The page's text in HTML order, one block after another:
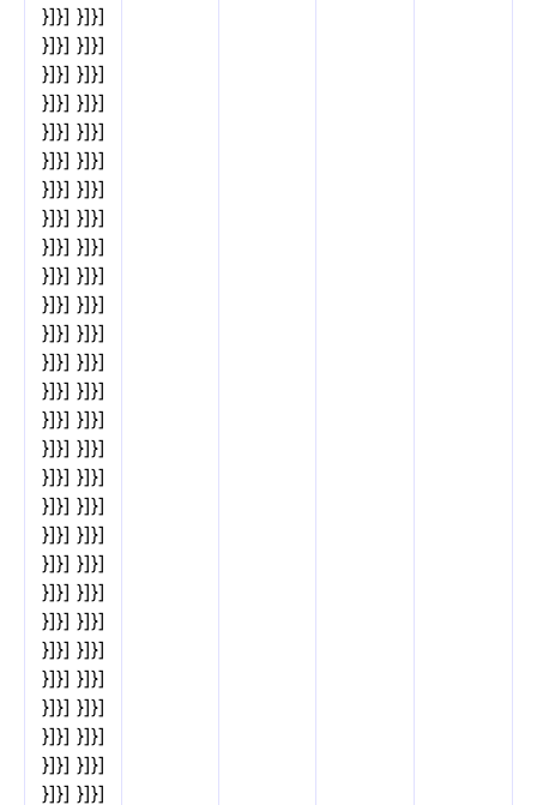
}]}] }]}]
}]}] }]}]
}]}] }]}]
}]}] }]}]
}]}] }]}]
}]}] }]}]
}]}] }]}]
}]}] }]}]
}]}] }]}]
}]}] }]}]
}]}] }]}]
}]}] }]}]
}]}] }]}]
}]}] }]}]
}]}] }]}]
}]}] }]}]
}]}] }]}]
}]}] }]}]
}]}] }]}]
}]}] }]}]
}]}] }]}]
}]}] }]}]
}]}] }]}]
}]}] }]}]
}]}] }]}]
}]}] }]}]
}]}] }]}]
}]}] }]}]